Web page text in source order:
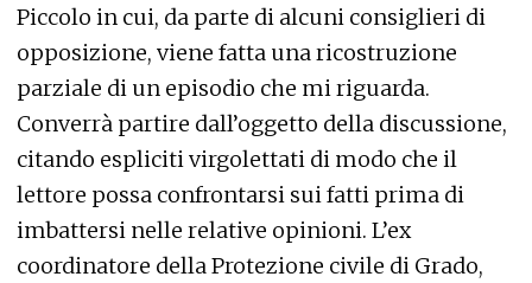
Piccolo in cui, da parte di alcuni consiglieri di
opposizione, viene fatta una ricostruzione
parziale di un episodio che mi riguarda.
Converrà partire dall’oggetto della discussione,
citando espliciti virgolettati di modo che il
lettore possa confrontarsi sui fatti prima di
imbattersi nelle relative opinioni. L’ex
coordinatore della Protezione civile di Grado,